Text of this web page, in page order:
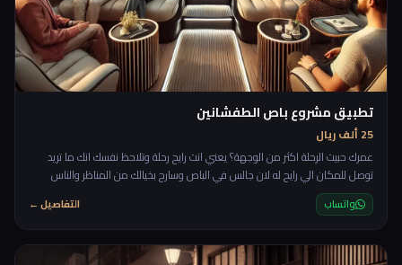
تطبيق مشروع باص الطفشانين
25 ألف ريال
عمرك حبيت الرحلة اكثر من الوجهة؟ يعني انت رايح رحلة وتلاحظ نفسك انك ما تريد
توصل للمكان الي رايح له لان جالس في الباص وسارح بخيالك من المناظر والناس
بجانب الطريق وتسمع اغاني واخر روقان، بعض الاشخاص حرفيا يحبون الطريق اثناء
الرحلة اكثر من الرحلة نفسها، لهيك جات فكرة هذا المشروع حيث يكون في باص
مخصص يضل يمشي، ما يروح لمكان معين يضل ماشي ويلف ويدور، تحجز فيه من
التطبيق تركب وما احد يسألك انت رايح فين
واتساب التفاصيل ←